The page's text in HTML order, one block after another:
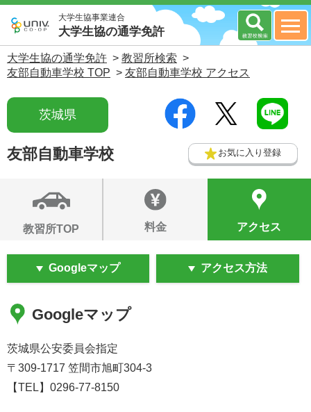
大学生協事業連合
大学生協の通学免許
大学生協の通学免許 > 教習所検索 >
友部自動車学校 TOP > 友部自動車学校 アクセス
茨城県
友部自動車学校 お気に入り登録
教習所TOP 料金 アクセス
Googleマップ アクセス方法
Googleマップ
茨城県公安委員会指定
〒309-1717 笠間市旭町304-3
【TEL】0296-77-8150